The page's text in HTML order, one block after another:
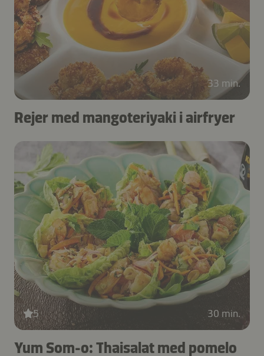
33 min.
Rejer med mangoteriyaki i airfryer
5 30 min.
Yum Som-o: Thaisalat med pomelo